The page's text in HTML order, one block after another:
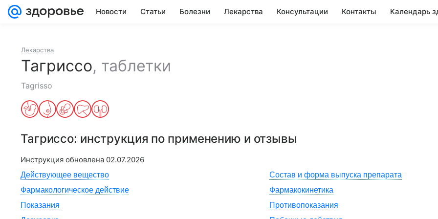
Новости Статьи Болезни Лекарства Консультации Контакты Календарь
Лекарства
Тагриссо, таблетки
Tagrisso
Тагриссо: инструкция по применению и отзывы
Инструкция обновлена 02.07.2026
Действующее вещество
Состав и форма выпуска препарата
Фармакологическое действие
Фармакокинетика
Показания
Противопоказания